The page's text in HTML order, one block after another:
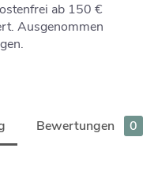
ab 150 €
Ausgenommen
Bewertungen 0